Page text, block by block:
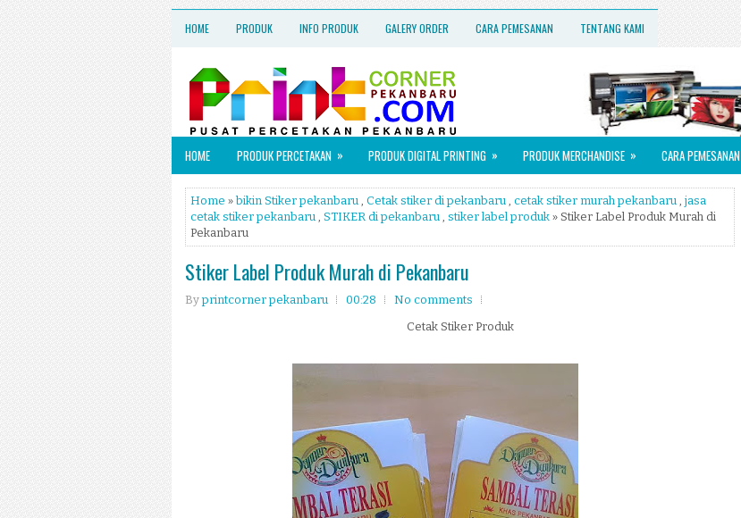
HOME PRODUK INFO PRODUK GALERY ORDER CARA PEMESANAN TENTANG KAMI
HOME PRODUK PERCETAKAN » PRODUK DIGITAL PRINTING » PRODUK MERCHANDISE » CARA PEMESANAN
Home »bikin Stiker pekanbaru , Cetak stiker di pekanbaru , cetak stiker murah pekanbaru , jasa
cetak stiker pekanbaru , STIKER di pekanbaru , stiker label produk » Stiker Label Produk Murah di
Pekanbaru
Stiker Label Produk Murah di Pekanbaru
Byprintcorner pekanbaru 00:28
No comments
Cetak Stiker Produk